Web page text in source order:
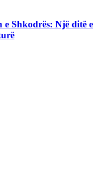
Shkodrës: Një ditë e